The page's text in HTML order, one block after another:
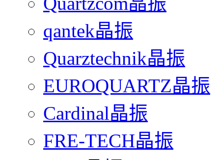
qantek晶振
Quarztechnik晶振
EUROQUARTZ晶振
Cardinal晶振
FRE-TECH晶振